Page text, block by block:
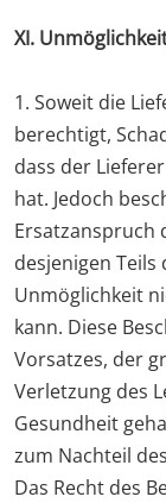
XI.
1. Soweit die
berechtigt,
dass der
hat. Jedoch
Ersatzanspruch
desjenigen
Unmöglichkeit
kann. Diese
Vorsatzes, der
Verletzung des
Gesundheit
zum Nachteil
Das Recht des